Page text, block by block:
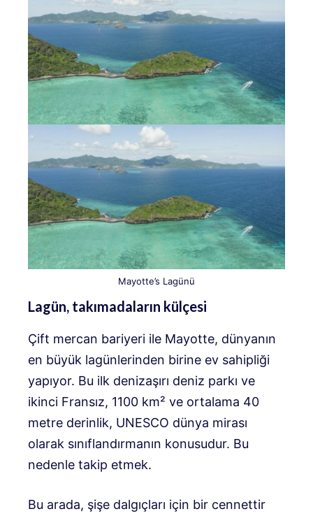
Mayotte’s Lagünü
Lagün, takımadaların külçesi
Çift mercan bariyeri ile Mayotte, dünyanın
en büyük lagünlerinden birine ev sahipliği
yapıyor. Bu ilk denizaşırı deniz parkı ve
ikinci Fransız, 1100 km² ve ​​ortalama 40
metre derinlik, UNESCO dünya mirası
olarak sınıflandırmanın konusudur. Bu
nedenle takip etmek.
Bu arada, şişe dalgıçları için bir cennettir